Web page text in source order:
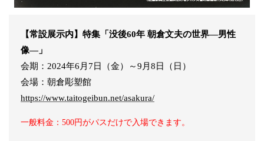
【常設展示内】特集「没後60年 朝倉文夫の世界―男性
像―」
会期：2024年6月7日（金）～9月8日（日）
会場：朝倉彫塑館
https://www.taitogeibun.net/asakura/
一般料金：500円がパスだけで入場できます。